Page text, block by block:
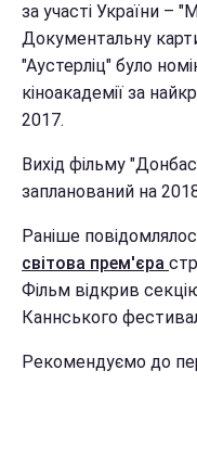
за участі України –
Документальну
"Аустерліц" було
кіноакадемії за
2017.
Вихід фільму
запланований на
Раніше
світова прем'єра
Фільм відкрив
Каннського
Рекомендуємо до